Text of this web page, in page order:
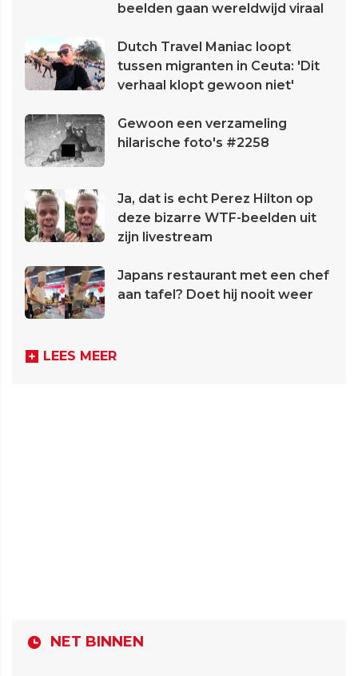
beelden gaan wereldwijd viraal
Dutch Travel Maniac loopt
tussen migranten in Ceuta: 'Dit
verhaal klopt gewoon niet'
Gewoon een verzameling
hilarische foto's #2258
Ja, dat is echt Perez Hilton op
deze bizarre WTF-beelden uit
zijn livestream
Japans restaurant met een chef
aan tafel? Doet hij nooit weer
LEES MEER
NET BINNEN